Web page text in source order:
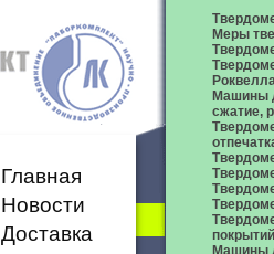
Главная
Новости
Доставка
Меры
Машины
сжатие,
покрытий
Машины